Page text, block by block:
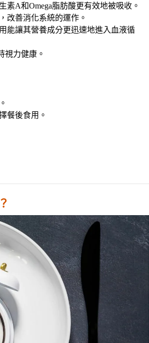
素A和Omega脂肪酸更有效地被吸收。
改善消化系統的運作。
能讓其營養成分更迅速地進入血液循
視力健康。
餐後食用。